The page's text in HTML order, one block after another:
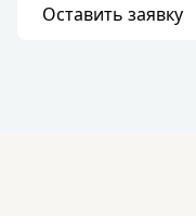
Оставить заявку